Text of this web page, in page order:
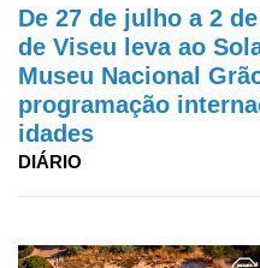
De 27 de julho a 2
de Viseu leva ao
Museu Nacional
programação
idades
DIÁRIO